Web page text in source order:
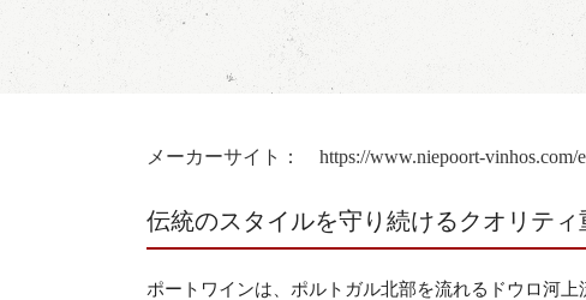
メーカーサイト： https://www.niepoort-vinhos.com/
伝統のスタイルを守り続けるクオリテ
ポートワインは、ポルトガル北部を流れるドウロ河